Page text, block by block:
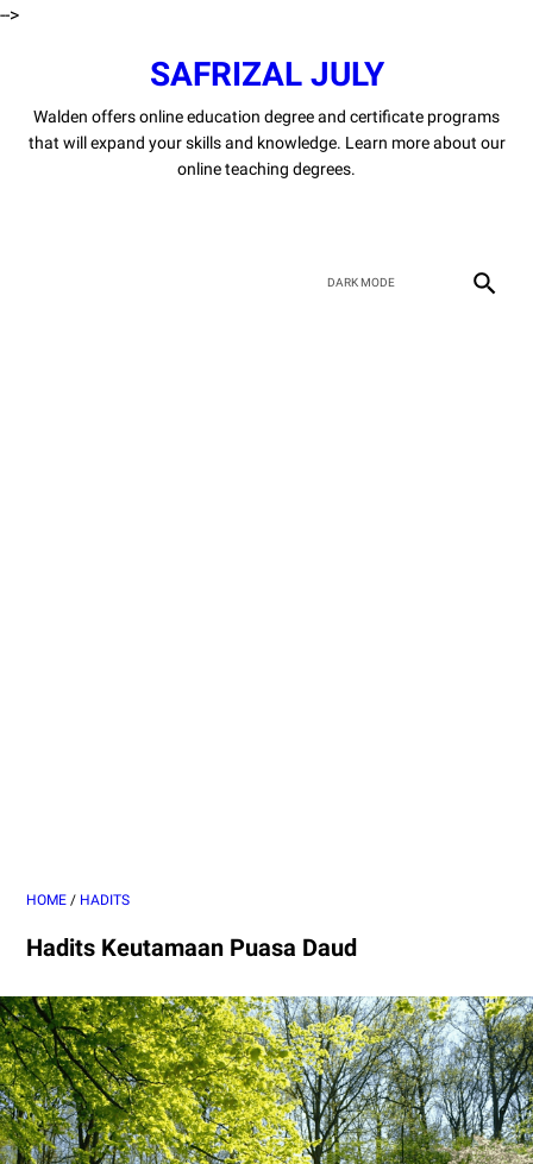
-->
SAFRIZAL JULY
Walden offers online education degree and certificate programs
that will expand your skills and knowledge. Learn more about our
online teaching degrees.
HOME / HADITS
Hadits Keutamaan Puasa Daud